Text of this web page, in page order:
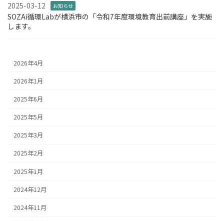
2025-03-12 お知らせ
SOZAi循環Labが横浜市の「令和7年度環境教育出前講座」を実施
します。
2026年4月
2026年1月
2025年6月
2025年5月
2025年3月
2025年2月
2025年1月
2024年12月
2024年11月